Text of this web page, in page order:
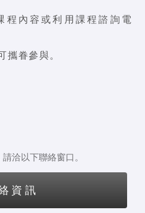
程內容或利用課程諮詢電
攜眷參與。
洽以下聯絡窗口。
資訊